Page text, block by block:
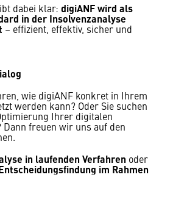
dabei klar: digiANF wird als
in der Insolvenzanalyse
– effizient, effektiv, sicher und
wie digiANF konkret in Ihrem
werden kann? Oder Sie suchen
Ihrer digitalen
Dann freuen wir uns auf den
in laufenden Verfahren oder
im Rahmen